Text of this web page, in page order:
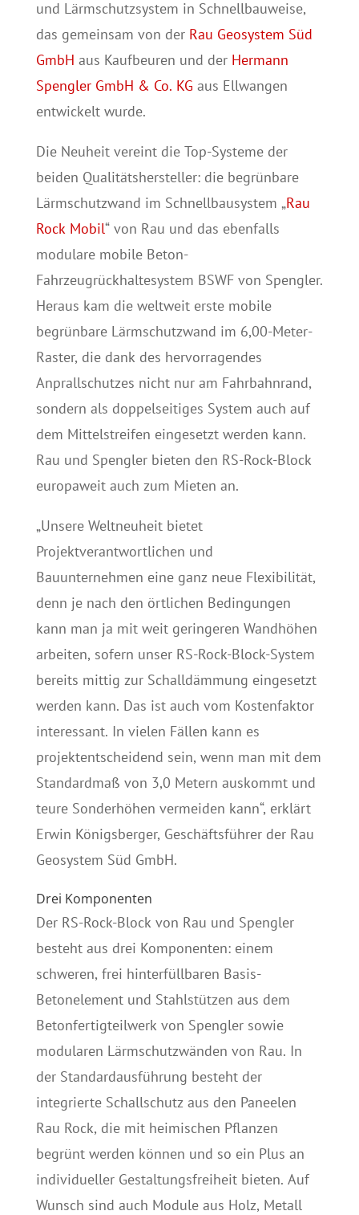
und Lärmschutzsystem in Schnellbauweise,
das gemeinsam von der Rau Geosystem Süd
GmbH aus Kaufbeuren und der Hermann
Spengler GmbH & Co. KG aus Ellwangen
entwickelt wurde.
Die Neuheit vereint die Top-Systeme der
beiden Qualitätshersteller: die begrünbare
Lärmschutzwand im Schnellbausystem „Rau
Rock Mobil“ von Rau und das ebenfalls
modulare mobile Beton-
Fahrzeugrückhaltesystem BSWF von Spengler.
Heraus kam die weltweit erste mobile
begrünbare Lärmschutzwand im 6,00-Meter-
Raster, die dank des hervorragendes
Anprallschutzes nicht nur am Fahrbahnrand,
sondern als doppelseitiges System auch auf
dem Mittelstreifen eingesetzt werden kann.
Rau und Spengler bieten den RS-Rock-Block
europaweit auch zum Mieten an.
„Unsere Weltneuheit bietet
Projektverantwortlichen und
Bauunternehmen eine ganz neue Flexibilität,
denn je nach den örtlichen Bedingungen
kann man ja mit weit geringeren Wandhöhen
arbeiten, sofern unser RS-Rock-Block-System
bereits mittig zur Schalldämmung eingesetzt
werden kann. Das ist auch vom Kostenfaktor
interessant. In vielen Fällen kann es
projektentscheidend sein, wenn man mit dem
Standardmaß von 3,0 Metern auskommt und
teure Sonderhöhen vermeiden kann“, erklärt
Erwin Königsberger, Geschäftsführer der Rau
Geosystem Süd GmbH.
Drei Komponenten
Der RS-Rock-Block von Rau und Spengler
besteht aus drei Komponenten: einem
schweren, frei hinterfüllbaren Basis-
Betonelement und Stahlstützen aus dem
Betonfertigteilwerk von Spengler sowie
modularen Lärmschutzwänden von Rau. In
der Standardausführung besteht der
integrierte Schallschutz aus den Paneelen
Rau Rock, die mit heimischen Pflanzen
begrünt werden können und so ein Plus an
individueller Gestaltungsfreiheit bieten. Auf
Wunsch sind auch Module aus Holz, Metall